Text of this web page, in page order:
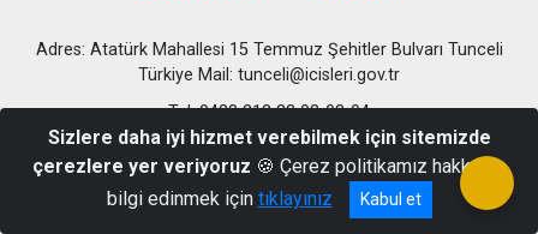
Adres: Atatürk Mahallesi 15 Temmuz Şehitler Bulvarı Tunceli
Türkiye Mail: tunceli@icisleri.gov.tr
Tel: 0428 213 33 02-03-04
Sizlere daha iyi hizmet verebilmek için sitemizde
çerezlere yer veriyoruz 🍪 Çerez politikamız hakkında
bilgi edinmek için tıklayınız Kabul et